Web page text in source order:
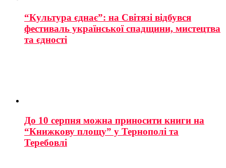
“Культура єднає”: на Світязі відбувся
фестиваль української спадщини, мистецтва
та єдності
До 10 серпня можна приносити книги на
“Книжкову площу” у Тернополі та
Теребовлі